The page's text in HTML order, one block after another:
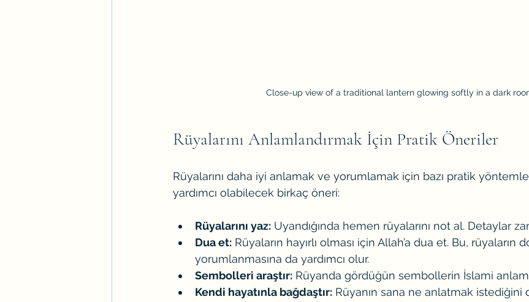
Close-up view of a traditional lantern glowing softly in a dark
Rüyalarını Anlamlandırmak İçin Pratik Öneriler
Rüyalarını daha iyi anlamak ve yorumlamak için bazı pratik
yardımcı olabilecek birkaç öneri:
Rüyalarını yaz: Uyandığında hemen rüyalarını not al. Detaylar
Dua et: Rüyaların hayırlı olması için Allah’a dua et. Bu, rüyaların
yorumlanmasına da yardımcı olur.
Sembolleri araştır: Rüyanda gördüğün sembollerin İslami
Kendi hayatınla bağdaştır: Rüyanın sana ne anlatmak istediğini